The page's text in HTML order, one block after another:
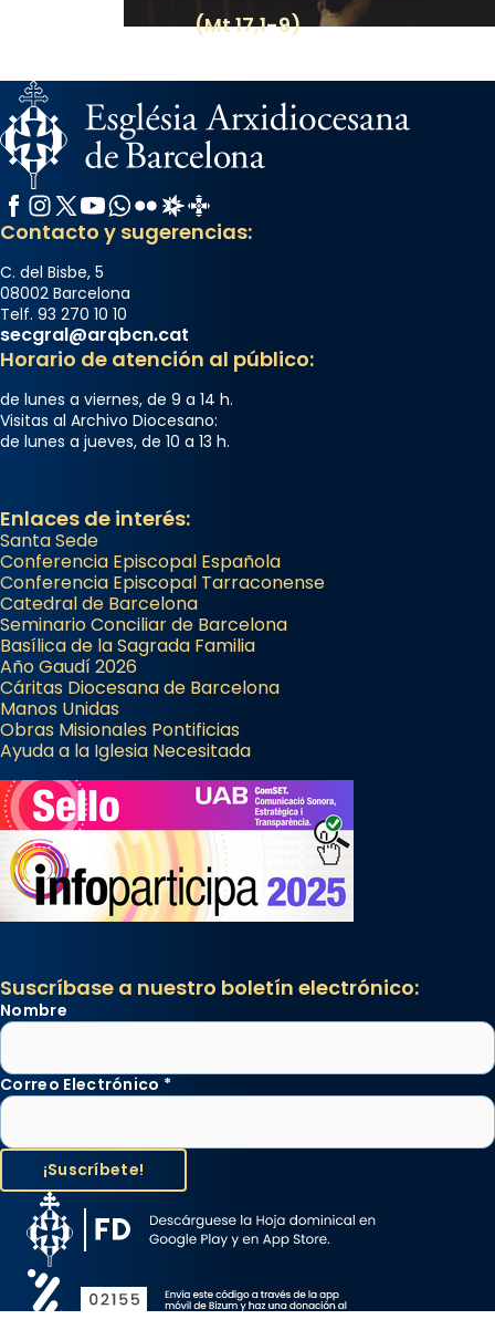
(Mt 17,1-9)
Facebook
Instagram
X / Twitter
YouTube
WhatsApp
FlickrRadio Estel
Catalunya Cristiana
Contacto y sugerencias:
C. del Bisbe, 5
08002 Barcelona
Telf. 93 270 10 10
secgral@arqbcn.cat
Horario de atención al público:
de lunes a viernes, de 9 a 14 h.
Visitas al Archivo Diocesano:
de lunes a jueves, de 10 a 13 h.
Enlaces de interés:
Santa Sede
Conferencia Episcopal Española
Conferencia Episcopal Tarraconense
Catedral de Barcelona
Seminario Conciliar de Barcelona
Basílica de la Sagrada Familia
Año Gaudí 2026
Cáritas Diocesana de Barcelona
Manos Unidas
Obras Misionales Pontificias
Ayuda a la Iglesia Necesitada
Suscríbase a nuestro boletín electrónico:
Nombre
Correo Electrónico *